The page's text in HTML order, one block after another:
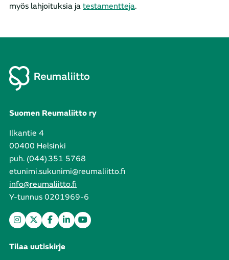
myös lahjoituksia ja testamentteja.
Suomen Reumaliitto ry
Ilkantie 4
00400 Helsinki
puh. (044) 351 5768
etunimi.sukunimi@reumaliitto.fi
info@reumaliitto.fi
Y-tunnus 0201969-6
Tilaa uutiskirje